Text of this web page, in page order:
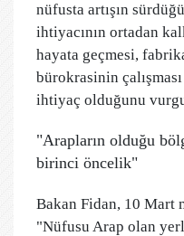
nüfusta artışın
ihtiyacının ortadan
hayata geçmesi,
bürokrasinin
ihtiyaç olduğunu
"Arapların olduğu
birinci öncelik"
Bakan Fidan, 10 Mart
"Nüfusu Arap olan